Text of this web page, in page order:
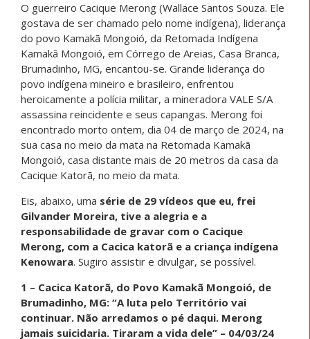
O guerreiro Cacique Merong (Wallace Santos Souza. Ele
gostava de ser chamado pelo nome indígena), liderança
do povo Kamakã Mongoió, da Retomada Indígena
Kamakã Mongoió, em Córrego de Areias, Casa Branca,
Brumadinho, MG, encantou-se. Grande liderança do
povo indígena mineiro e brasileiro, enfrentou
heroicamente a polícia militar, a mineradora VALE S/A
assassina reincidente e seus capangas. Merong foi
encontrado morto ontem, dia 04 de março de 2024, na
sua casa no meio da mata na Retomada Kamakã
Mongoió, casa distante mais de 20 metros da casa da
Cacique Katorã, no meio da mata.
Eis, abaixo, uma série de 29 vídeos que eu, frei
Gilvander Moreira, tive a alegria e a
responsabilidade de gravar com o Cacique
Merong, com a Cacica katorã e a criança indígena
Kenowara. Sugiro assistir e divulgar, se possível.
1 – Cacica Katorã, do Povo Kamakã Mongoió, de
Brumadinho, MG: “A luta pelo Território vai
continuar. Não arredamos o pé daqui. Merong
jamais suicidaria. Tiraram a vida dele” – 04/03/24